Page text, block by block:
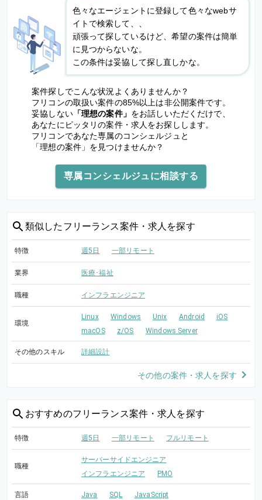
色々なエージェントに登録して色々なwebサ
イトで検索して、、
頑張って探しているけど、希望の案件は簡単
に見つからないな。
この条件は妥協して探し直しかな。
案件探しでこんな状況よくありませんか？
フリコンの取扱い案件の85%以上は非公開案件です。
妥協しない「理想の案件」 をお話しいただくだけで、
あなたにピッタリの案件・求人をお探しします。
フリコンであなた専属のコンシェルジュと
「理想の案件」を見つけませんか？
専属コンシェルジュに相談する
類似した フリーランス案件・求人を探す
特徴 週5日 一部リモート
業界 医療･福祉
職種 インフラエンジニア
環境
Linux Windows Unix Android
iOS
macOS
z/OS Windows Server
その他のスキル 詳細設計
その他の案件・求人を探す
おすすめのフリーランス案件・求人を探す
特徴 週5日 一部リモート フルリモート
職種
サーバーサイドエンジニア
インフラエンジニア
PMO
言語 Java SQL JavaScript